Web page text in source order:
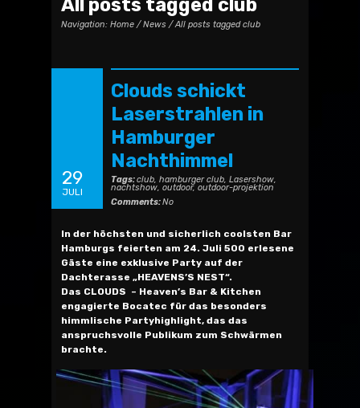
All posts tagged club
Navigation: Home /News / All posts tagged club
29
JULI
Clouds schickt
Laserstrahlen in
Hamburger
Nachthimmel
Tags:club, hamburger club, Lasershow,
nachtshow, outdoor, outdoor-projektion
Comments:No
In der höchsten und sicherlich coolsten Bar
Hamburgs feierten am 24. Juli 500 erlesene
Gäste eine exklusive Party auf der
Dachterasse „HEAVENS’S NEST“.
Das CLOUDS – Heaven’s Bar & Kitchen
engagierte Bocatec für das besonders
himmlische Partyhighlight, das das
anspruchsvolle Publikum zum Schwärmen
brachte.